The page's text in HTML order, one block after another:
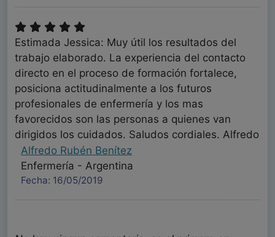
Estimada Jessica: Muy útil los resultados del
trabajo elaborado. La experiencia del contacto
directo en el proceso de formación fortalece,
posiciona actitudinalmente a los futuros
profesionales de enfermería y los mas
favorecidos son las personas a quienes van
dirigidos los cuidados. Saludos cordiales. Alfredo
Alfredo Rubén Benítez
Enfermería - Argentina
Fecha: 16/05/2019